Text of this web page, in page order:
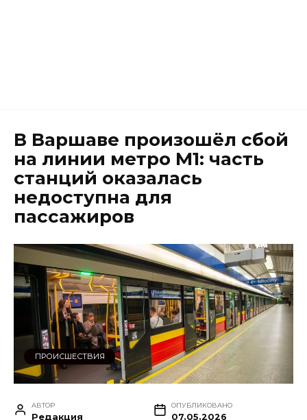
В Варшаве произошёл сбой
на линии метро M1: часть
станций оказалась
недоступна для
пассажиров
ПРОИСШЕСТВИЯ
АВТОР
Редакция
ОПУБЛИКОВАНО
07.05.2026